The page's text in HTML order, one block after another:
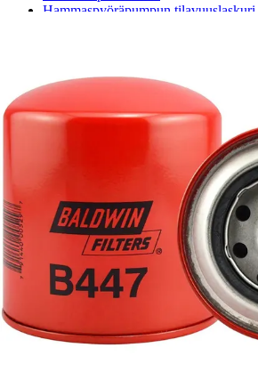
Hammaspyöräpumpun tilavuuslaskuri
Magneettikelahaku
Tarina
Tilinavaushakemus
Jälleenmyyjät
Yhteystiedot
Pääkonttori ja logistiikkakeskus
Salhydro Nurmijärvi
Salhydro Jyväskylä
Salhydro Kuopio